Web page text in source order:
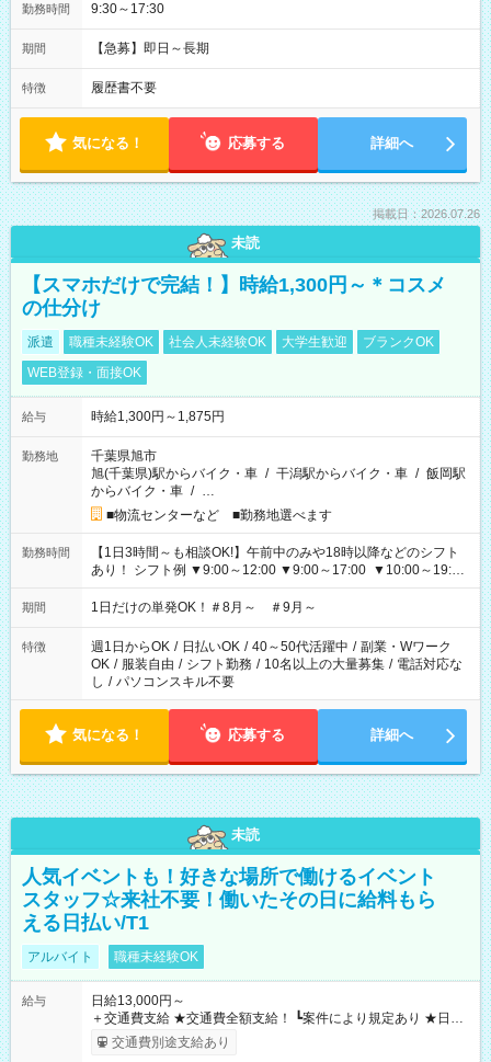
勤務時間 9:30～17:30
期間 【急募】即日～長期
特徴 履歴書不要
気になる！ 応募する 詳細へ
掲載日：2026.07.26
未読
【スマホだけで完結！】時給1,300円～＊コスメ
の仕分け
派遣 職種未経験OK 社会人未経験OK 大学生歓迎
ブランクOK
WEB登録・面接OK
給与 時給1,300円～1,875円
勤務地
千葉県旭市
旭(千葉県)駅からバイク・車 / 干潟駅からバイク・車 / 飯岡駅
からバイク・車 / …
■物流センターなど ■勤務地選べます
勤務時間
【1日3時間～も相談OK!】午前中のみや18時以降などのシフト
あり！ シフト例 ▼9:00～12:00 ▼9:00～17:00 ▼10:00～19:00
▼18:00～21:00
期間 1日だけの単発OK！＃8月～ ＃9月～
特徴 週1日からOK / 日払いOK / 40～50代活躍中 / 副業・Wワーク
OK / 服装自由 / シフト勤務 / 10名以上の大量募集 / 電話対応な
し / パソコンスキル不要
気になる！ 応募する 詳細へ
未読
人気イベントも！好きな場所で働けるイベント
スタッフ☆来社不要！働いたその日に給料もら
える日払い/T1
アルバイト 職種未経験OK
給与
日給13,000円～
＋交通費支給 ★交通費全額支給！ ┗案件により規定あり ★日払
いOK！（規定あり） ┗働いたその日に現金GET♪ お仕事後はコ
ンビニATMから 日払い分を引き落とせます！ 【試用期間】試
交通費別途支給あり